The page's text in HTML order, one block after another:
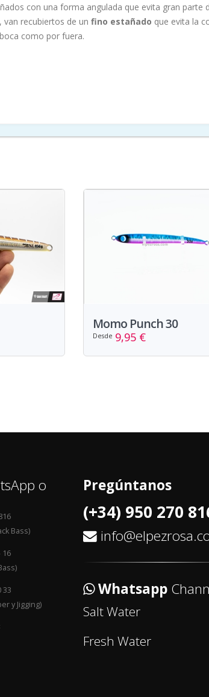
con una forma angulada que evita gran parte
van recubiertos de un fino estañado que evita la
como por fuera.
Momo Punch 30
Desde 9,95 €
o
Bass)
16
33
y Jigging)
Pregúntanos
(+34) 950 270
Whatsapp
Salt Water
Fresh Water